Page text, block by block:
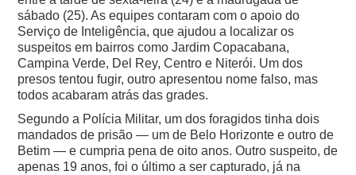
sábado (25). As equipes contaram com o apoio do
Serviço de Inteligência, que ajudou a localizar os
suspeitos em bairros como Jardim Copacabana,
Campina Verde, Del Rey, Centro e Niterói. Um dos
presos tentou fugir, outro apresentou nome falso, mas
todos acabaram atrás das grades.
Segundo a Polícia Militar, um dos foragidos tinha dois
mandados de prisão — um de Belo Horizonte e outro de
Betim — e cumpria pena de oito anos. Outro suspeito, de
apenas 19 anos, foi o último a ser capturado, já na